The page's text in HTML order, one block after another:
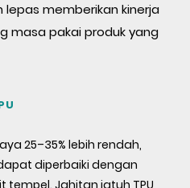
memberikan kinerja
masa pakai produk yang
25–35% lebih rendah,
diperbaiki dengan
tempel. Jahitan jatuh TPU